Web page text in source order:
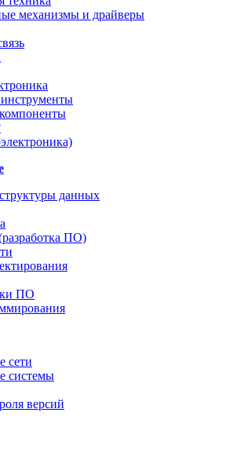
механизмы и драйверы
данных
ПО)
ПО
сети
системы
версий